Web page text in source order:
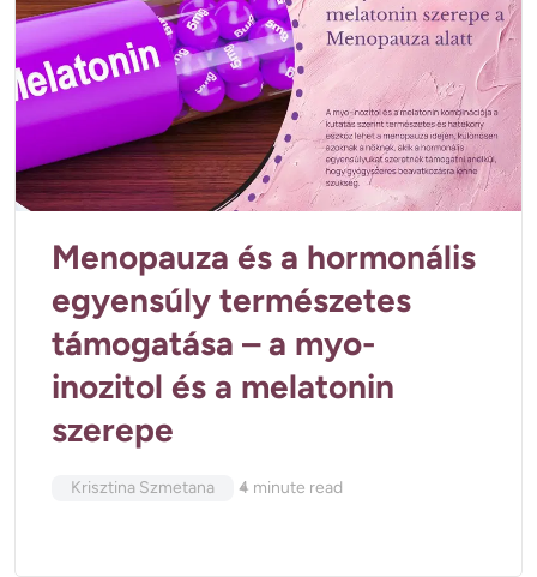
Menopauza és a hormonális
egyensúly természetes
támogatása – a myo-
inozitol és a melatonin
szerepe
Krisztina Szmetana 4 minute read